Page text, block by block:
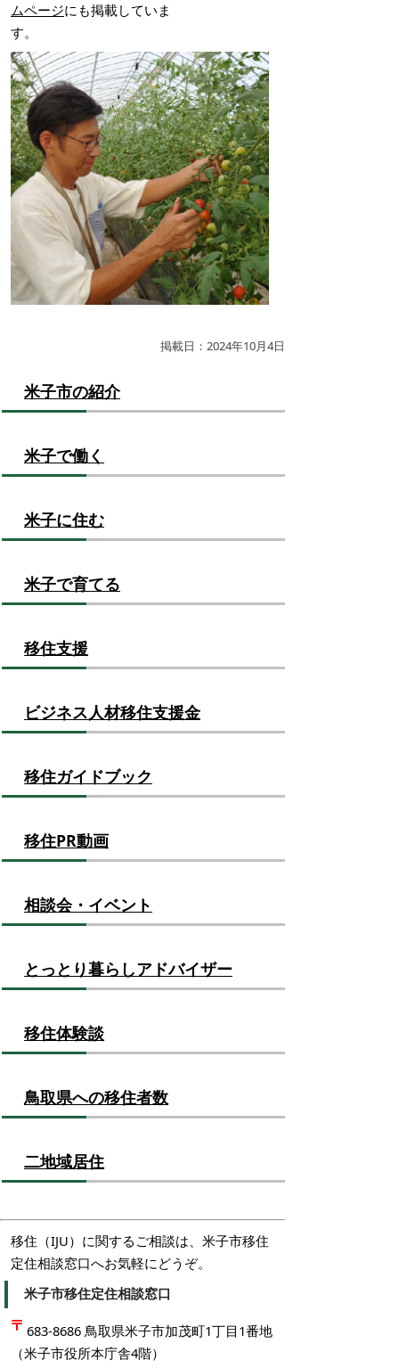
ムページにも掲載していま
す
掲載日：2024年10月4日
米子市の紹介
米子で働く
米子に住む
米子で育てる
移住支援
ビジネス人材移住支援金
移住ガイドブック
移住PR動画
相談会・イベント
とっとり暮らしアドバイザー
移住体験談
鳥取県への移住者数
二地域居住
移住（IJU）に関するご相談は、米子市移住
定住相談窓口へお気軽にどうぞ。
米子市移住定住相談窓口
683-8686 鳥取県米子市加茂町1丁目1番地
（米子市役所本庁舎4階）